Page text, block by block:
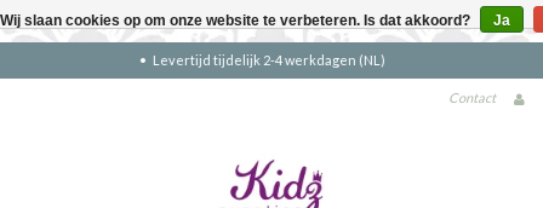
Gratis verzending boven €90 (NL)
Contact
Wij slaan cookies op om onze website te verbeteren. Is dat akkoord? Ja